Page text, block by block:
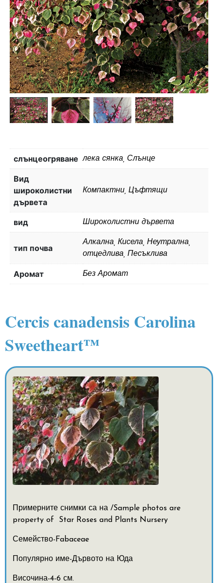
слънцеогряване лека сянка, Слънце
Вид
широколистни
дървета
Компактни, Цъфтящи
вид Широколистни дървета
тип почва
Алкална, Кисела, Неутрална,
отцедлива, Песъклива
Aромат Без Аромат
Cercis canadensis Carolina
Sweetheart™
Примерните снимки са на /Sample photos are
property of Star Roses and Plants Nursery
Семейство-Fabaceae
Популярно име-Дървото на Юда
Височина-4-6 см.